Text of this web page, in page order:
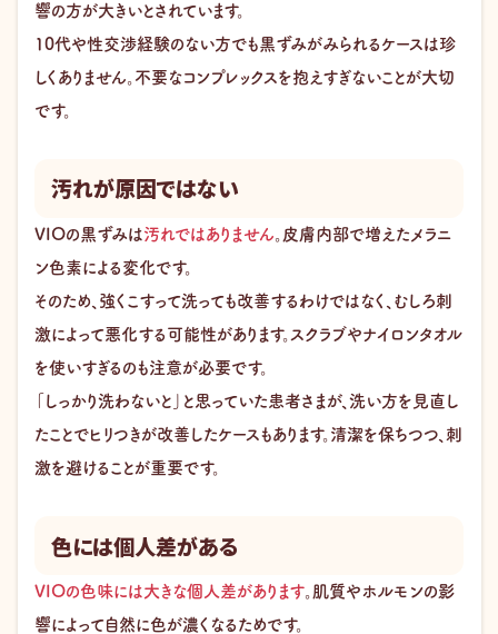
響の方が大きいとされています。
10代や性交渉経験のない方でも黒ずみがみられるケースは珍
しくありません。不要なコンプレックスを抱えすぎないことが大切
です。
汚れが原因ではない
VIOの黒ずみは汚れではありません 。皮膚内部で増えたメラニ
ン色素による変化です。
そのため、強くこすって洗っても改善するわけではなく、むしろ刺
激によって悪化する可能性があります。スクラブやナイロンタオル
を使いすぎるのも注意が必要です。
「しっかり洗わないと」と思っていた患者さまが、洗い方を見直し
たことでヒリつきが改善したケースもあります。清潔を保ちつつ、刺
激を避けることが重要です。
色には個人差がある
VIOの色味には大きな個人差があります 。肌質やホルモンの影
響によって自然に色が濃くなるためです。